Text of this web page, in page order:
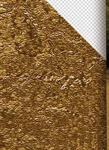
Copyright © 2010-2026